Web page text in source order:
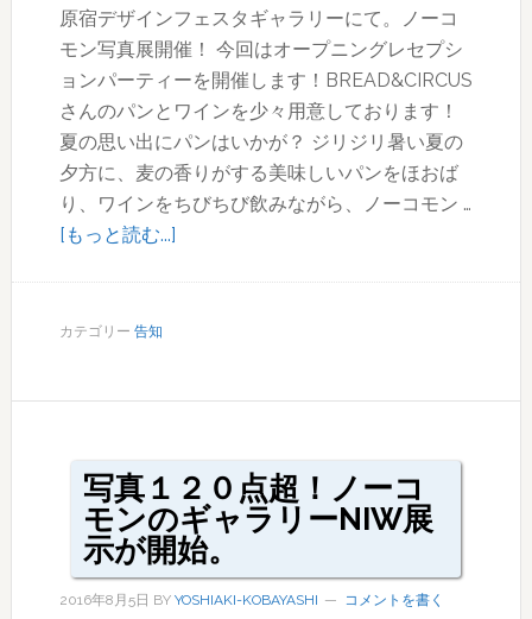
原宿デザインフェスタギャラリーにて。ノーコ
モン写真展開催！ 今回はオープニングレセプシ
ョンパーティーを開催します！BREAD&CIRCUS
さんのパンとワインを少々用意しております！
夏の思い出にパンはいかが？ ジリジリ暑い夏の
夕方に、麦の香りがする美味しいパンをほおば
り、ワインをちびちび飲みながら、ノーコモン …
[もっと読む...]about
イ
ン
で
気
持
カテゴリー 告知
写真１２０点超！ノーコ
モンのギャラリーNIW展
示が開始。
2016年8月5日 BY YOSHIAKI-KOBAYASHI コメントを書く